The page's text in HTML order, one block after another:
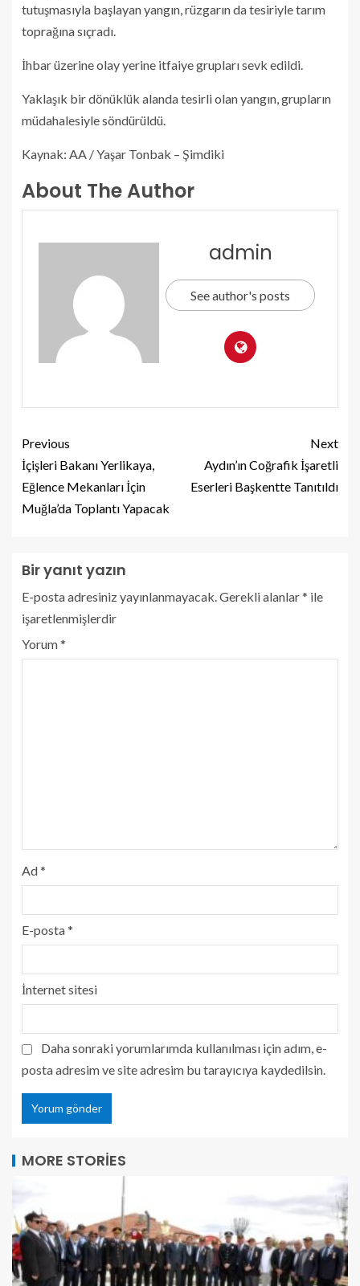
tutuşmasıyla başlayan yangın, rüzgarın da tesiriyle tarım
toprağına sıçradı.
İhbar üzerine olay yerine itfaiye grupları sevk edildi.
Yaklaşık bir dönüklük alanda tesirli olan yangın, grupların
müdahalesiyle söndürüldü.
Kaynak: AA / Yaşar Tonbak – Şimdiki
About The Author
admin
See author's posts
Previous
İçişleri Bakanı Yerlikaya,
Eğlence Mekanları İçin
Muğla’da Toplantı Yapacak
Next
Aydın’ın Coğrafik İşaretli
Eserleri Başkentte Tanıtıldı
Bir yanıt yazın
E-posta adresiniz yayınlanmayacak. Gerekli alanlar* ile
işaretlenmişlerdir
Yorum*
Ad*
E-posta*
İnternet sitesi
Daha sonraki yorumlarımda kullanılması için adım, e-
posta adresim ve site adresim bu tarayıcıya kaydedilsin.
MORE STORIES